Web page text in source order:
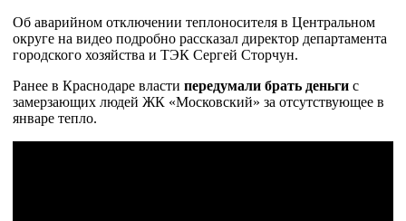
Об аварийном отключении теплоносителя в Центральном
округе на видео подробно рассказал директор департамента
городского хозяйства и ТЭК Сергей Сторчун.
Ранее в Краснодаре власти передумали брать деньги с
замерзающих людей ЖК «Московский» за отсутствующее в
январе тепло.